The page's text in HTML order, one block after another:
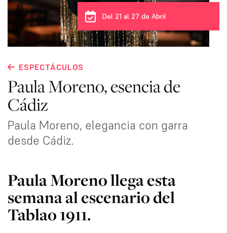
Del 21 al 27 de Abril
ESPECTÁCULOS
Paula Moreno, esencia de
Cádiz
Paula Moreno, elegancia con garra
desde Cádiz.
PaulaMorenollegaesta
semanaalescenariodel
Tablao1911.